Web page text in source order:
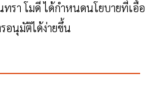
รา โมดี ได้กำหนดนโยบายที่เอื้อ
อนุมัติได้ง่ายขึ้น